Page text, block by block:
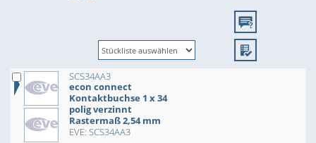
SCS34AA3
econ connect
Kontaktbuchse 1 x 34
polig verzinnt
Rastermaß 2,54 mm
EVE: SCS34AA3